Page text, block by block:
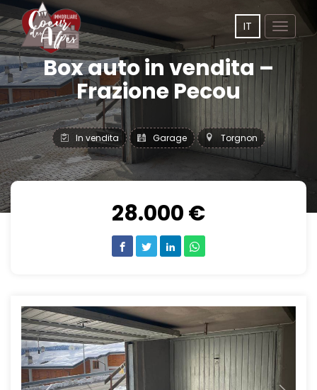
Toggle
IT
Box auto in vendita –
Frazione Pecou
In vendita Garage Torgnon
28.000 €
Previous Next